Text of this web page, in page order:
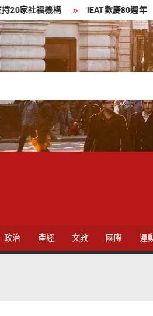
IEAT歡慶80週年 首辦永續共善
政治 產經 文教 國際 運